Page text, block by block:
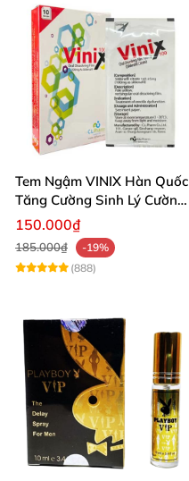
Tem Ngậm VINIX Hàn Quốc
Tăng Cường Sinh Lý Cường
Dương
150.000₫
185.000₫
-19%
(888)